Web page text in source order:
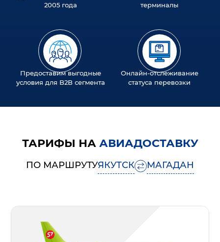
2005 года
терминалы
Предоставим выгодные
условия для B2B сегмента
Онлайн-отслеживание
статуса перевозки
ТАРИФЫ НА АВИАДОСТАВКУ
ПО МАРШРУТУЯКУТСК МАГАДАН